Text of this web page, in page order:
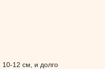
12 см, и долго